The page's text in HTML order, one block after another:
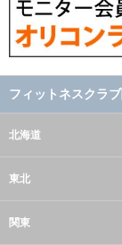
フィットネスクラ
北海道
東北
関東